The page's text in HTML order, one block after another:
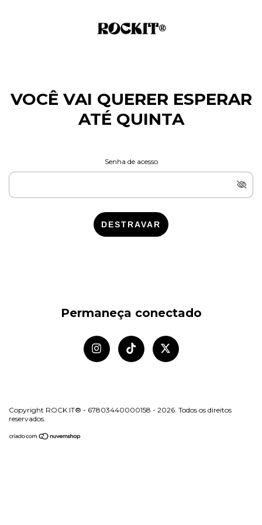
VOCÊ VAI QUERER ESPERAR
ATÉ QUINTA
Senha de acesso
DESTRAVAR
Permaneça conectado
Copyright ROCK IT® - 67803440000158 - 2026. Todos os direitos
reservados.